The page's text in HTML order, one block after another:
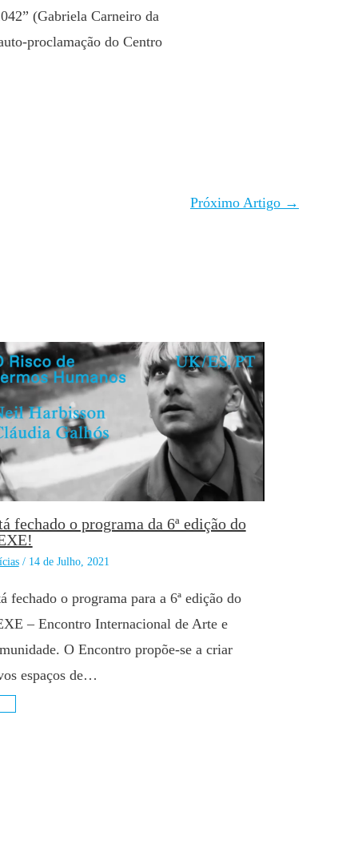
(Gabriela Carneiro da
proclamação do Centro
Próximo Artigo →
fechado o programa da 6ª edição do
/ 14 de Julho, 2021
fechado o programa para a 6ª edição do
– Encontro Internacional de Arte e
O Encontro propõe-se a criar
espaços de…